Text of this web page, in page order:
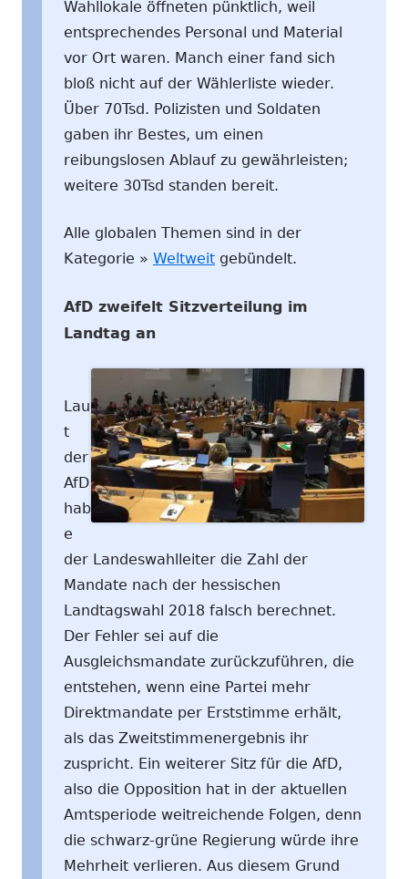
Wahllokale öffneten pünktlich, weil
entsprechendes Personal und Material
vor Ort waren. Manch einer fand sich
bloß nicht auf der Wählerliste wieder.
Über 70Tsd. Polizisten und Soldaten
gaben ihr Bestes, um einen
reibungslosen Ablauf zu gewährleisten;
weitere 30Tsd standen bereit.
Alle globalen Themen sind in der
Kategorie » Weltweit gebündelt.
AfD zweifelt Sitzverteilung im
Landtag an
Lau
t
der
AfD
hab
e
der Landeswahlleiter die Zahl der
Mandate nach der hessischen
Landtagswahl 2018 falsch berechnet.
Der Fehler sei auf die
Ausgleichsmandate zurückzuführen, die
entstehen, wenn eine Partei mehr
Direktmandate per Erststimme erhält,
als das Zweitstimmenergebnis ihr
zuspricht. Ein weiterer Sitz für die AfD,
also die Opposition hat in der aktuellen
Amtsperiode weitreichende Folgen, denn
die schwarz-grüne Regierung würde ihre
Mehrheit verlieren. Aus diesem Grund